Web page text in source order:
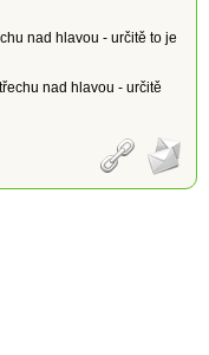
nad hlavou - určitě to je
nad hlavou - určitě